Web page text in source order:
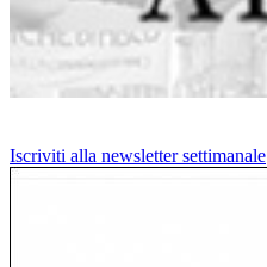
Iscriviti alla newsletter settimanale